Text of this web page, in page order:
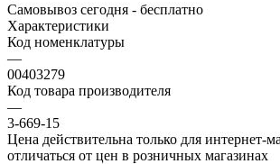
Самовывоз сегодня - бесплатно
Характеристики
Код номенклатуры
—
00403279
Код товара производителя
—
3-669-15
Цена действительна только для интернет-
отличаться от цен в розничных магазинах